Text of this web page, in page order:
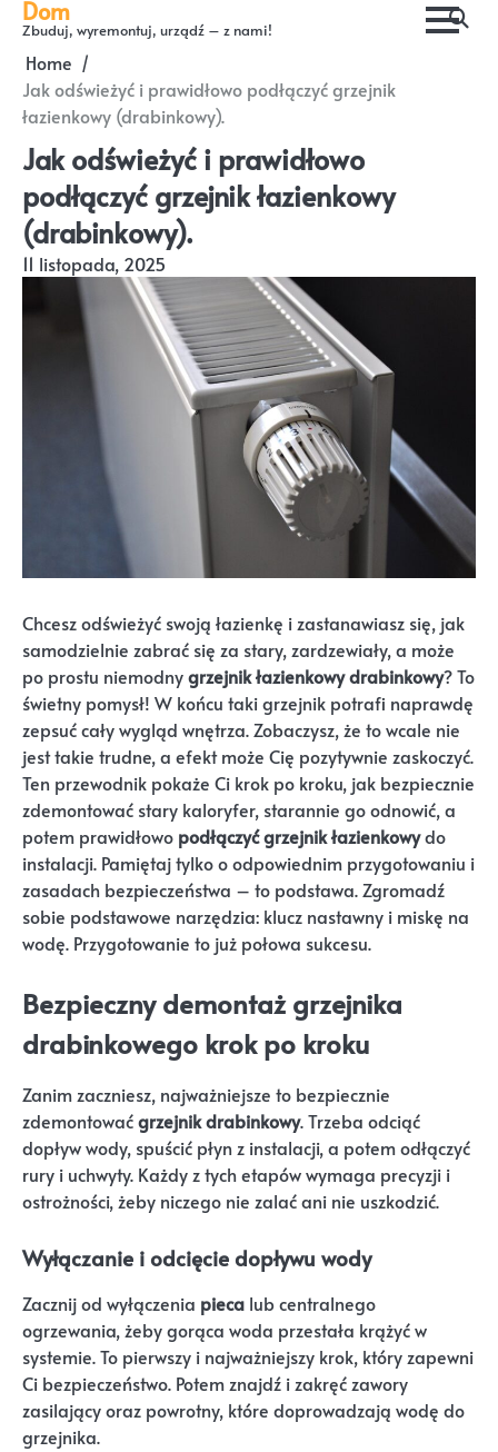
Skip
content
Dom
Zbuduj, wyremontuj, urządź – z nami!
Home
Jak odświeżyć i prawidłowo podłączyć grzejnik
łazienkowy (drabinkowy).
Jak odświeżyć i prawidłowo
podłączyć grzejnik łazienkowy
(drabinkowy).
11 listopada, 2025
Chcesz odświeżyć swoją łazienkę i zastanawiasz się, jak
samodzielnie zabrać się za stary, zardzewiały, a może
po prostu niemodnygrzejnik łazienkowy drabinkowy? To
świetny pomysł! W końcu taki grzejnik potrafi naprawdę
zepsuć cały wygląd wnętrza. Zobaczysz, że to wcale nie
jest takie trudne, a efekt może Cię pozytywnie zaskoczyć.
Ten przewodnik pokaże Ci krok po kroku, jak bezpiecznie
zdemontować stary kaloryfer, starannie go odnowić, a
potem prawidłowo podłączyć grzejnik łazienkowydo
instalacji. Pamiętaj tylko o odpowiednim przygotowaniu i
zasadach bezpieczeństwa – to podstawa. Zgromadź
sobie podstawowe narzędzia: klucz nastawny i miskę na
wodę. Przygotowanie to już połowa sukcesu.
Bezpieczny demontaż grzejnika
drabinkowego krok po kroku
Zanim zaczniesz, najważniejsze to bezpiecznie
zdemontowaćgrzejnik drabinkowy. Trzeba odciąć
dopływ wody, spuścić płyn z instalacji, a potem odłączyć
rury i uchwyty. Każdy z tych etapów wymaga precyzji i
ostrożności, żeby niczego nie zalać ani nie uszkodzić.
Wyłączanie i odcięcie dopływu wody
Zacznij od wyłączenia pieca lub centralnego
ogrzewania, żeby gorąca woda przestała krążyć w
systemie. To pierwszy i najważniejszy krok, który zapewni
Ci bezpieczeństwo. Potem znajdź i zakręć zawory
zasilający oraz powrotny, które doprowadzają wodę do
grzejnika.